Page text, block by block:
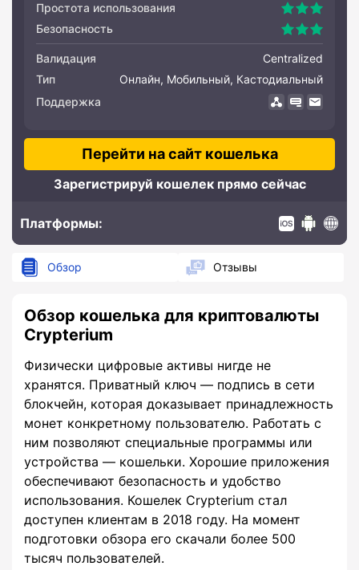
Простота использования
Безопасность
Валидация
Centralized
Тип
Онлайн, Мобильный, Кастодиальный
Поддержка
Перейти на сайт кошелька
Зарегистрируй кошелек прямо сейчас
Платформы:
Android
WEB
Обзор Отзывы
Обзор кошелька для криптовалюты
Crypterium
Физически цифровые активы нигде не
хранятся. Приватный ключ — подпись в сети
блокчейн, которая доказывает принадлежность
монет конкретному пользователю. Работать с
ним позволяют специальные программы или
устройства — кошельки. Хорошие приложения
обеспечивают безопасность и удобство
использования. Кошелек Crypterium стал
доступен клиентам в 2018 году. На момент
подготовки обзора его скачали более 500
тысяч пользователей.